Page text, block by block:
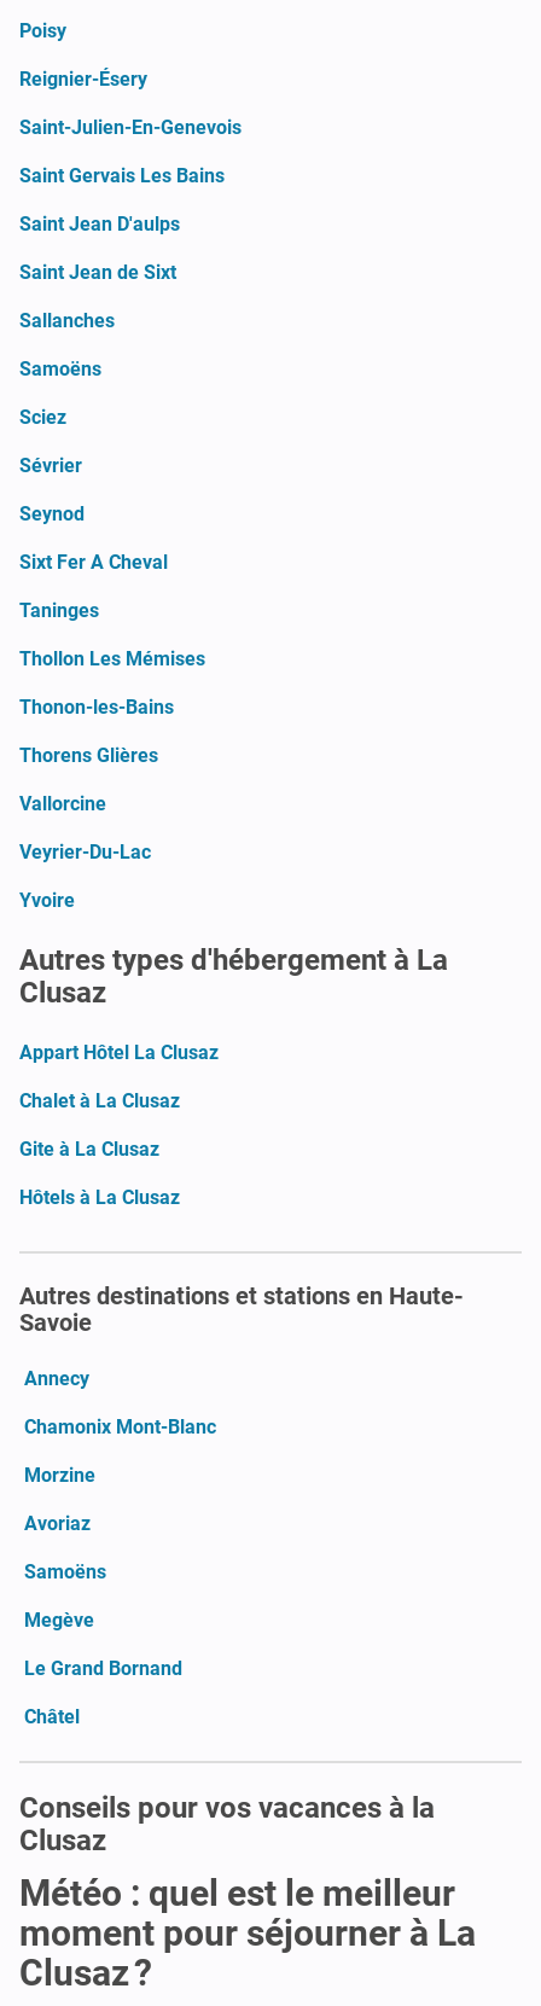
Poisy
Reignier-Ésery
Saint-Julien-En-Genevois
Saint Gervais Les Bains
Saint Jean D'aulps
Saint Jean de Sixt
Sallanches
Samoëns
Sciez
Sévrier
Seynod
Sixt Fer A Cheval
Taninges
Thollon Les Mémises
Thonon-les-Bains
Thorens Glières
Vallorcine
Veyrier-Du-Lac
Yvoire
Autres types d'hébergement à La
Clusaz
Appart Hôtel La Clusaz
Chalet à La Clusaz
Gite à La Clusaz
Hôtels à La Clusaz
Autres destinations et stations en Haute-
Savoie
Annecy
Chamonix Mont-Blanc
Morzine
Avoriaz
Samoëns
Megève
Le Grand Bornand
Châtel
Conseils pour vos vacances à la
Clusaz
Météo : quel est le meilleur
moment pour séjourner à La
Clusaz ?